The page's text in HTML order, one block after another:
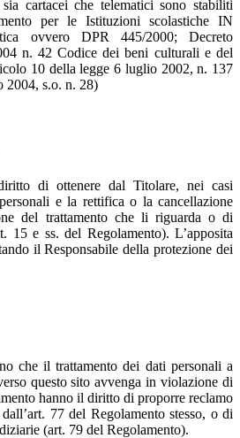
cartacei che telematici sono stabiliti
per le Istituzioni scolastiche IN
ovvero DPR 445/2000; Decreto
n. 42 Codice dei beni culturali e del
10 della legge 6 luglio 2002, n. 137
2004, s.o. n. 28)
di ottenere dal Titolare, nei casi
e la rettifica o la cancellazione
del trattamento che li riguarda o di
15 e ss. del Regolamento). L’apposita
il Responsabile della protezione dei
che il trattamento dei dati personali a
questo sito avvenga in violazione di
hanno il diritto di proporre reclamo
77 del Regolamento stesso, o di
(art. 79 del Regolamento).